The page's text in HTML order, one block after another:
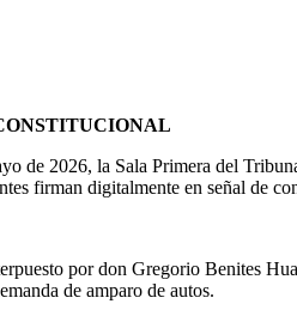
de 2026, la Sala Primera del
firman digitalmente en señal de
por don Gregorio Benites
de amparo de autos.